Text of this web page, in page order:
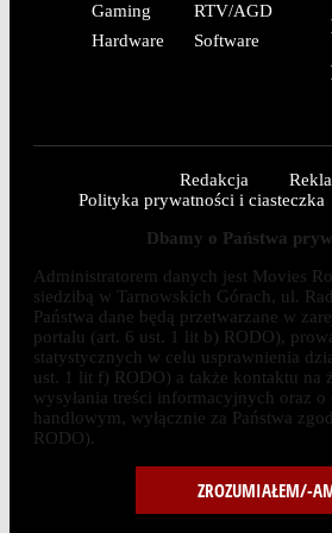
Gaming
Hardware
RTV/AGD
Software
Redakcja
Polityka prywatności i ciasteczka
Dbamy o Państwa
Administratorem danych jest Movies
siedzibą w Tarnowskich Górach, ul.
Państwa dane będą przetwarzane w
portalu (art. 6 ust. 1 lit b) RODO),
statystycznych w celu usprawnienia
ust. 1 lit f) RODO) a także kontaktu na
wysyłania treści informacyjnych oraz o
handlowym, wyłącznie za Państwa
RODO).
ZROZUMIAŁEM/-